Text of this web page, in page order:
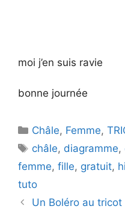
moi j’en suis ravie
bonne journée
Catégories
Châle, Femme,
Étiquettes
châle, diagramme,
femme, fille, gratuit,
tuto
Un Boléro au